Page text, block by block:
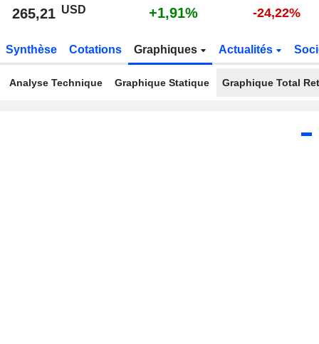
265,21 USD +1,91% -24,22%
Synthèse Cotations Graphiques Actualités
Analyse Technique Graphique Statique Graphique Total